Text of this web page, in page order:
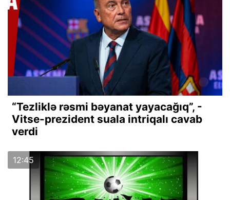
“Tezliklə rəsmi bəyanat yayacağıq”, -
Vitse-prezident suala intriqalı cavab
verdi
12:45